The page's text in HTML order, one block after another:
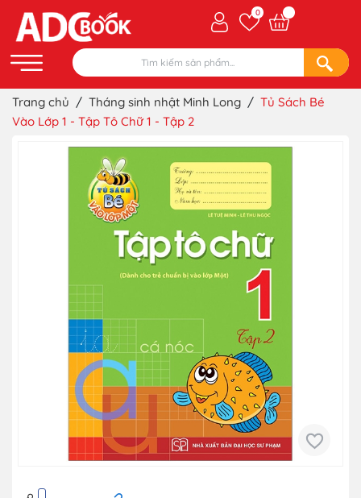
0
Trang chủ / Tháng sinh nhật Minh Long / Tủ Sách Bé
Vào Lớp 1 - Tập Tô Chữ 1 - Tập 2